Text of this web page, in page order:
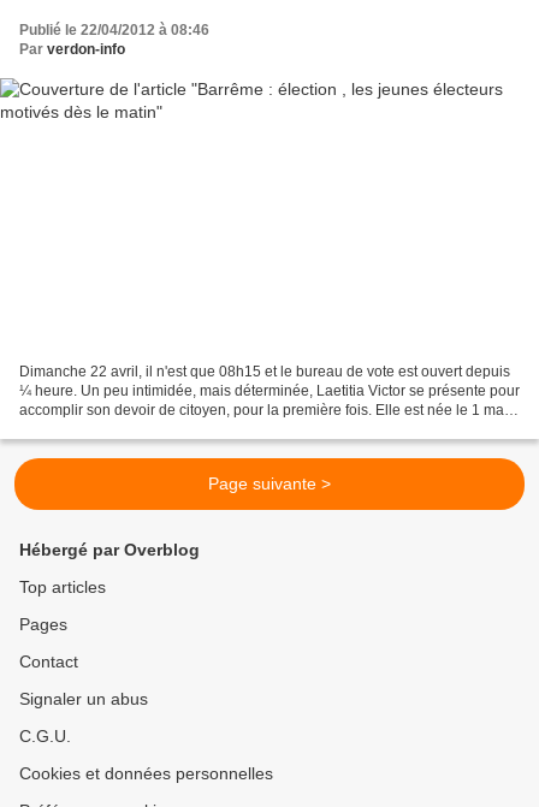
Publié le 22/04/2012 à 08:46
Par verdon-info
Dimanche 22 avril, il n'est que 08h15 et le bureau de vote est ouvert depuis
¼ heure. Un peu intimidée, mais déterminée, Laetitia Victor se présente pour
accomplir son devoir de citoyen, pour la première fois. Elle est née le 1 mars
Page suivante >
Hébergé par Overblog
Top articles
Pages
Contact
Signaler un abus
C.G.U.
Cookies et données personnelles